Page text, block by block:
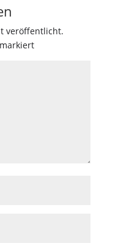
veröffentlicht.
markiert